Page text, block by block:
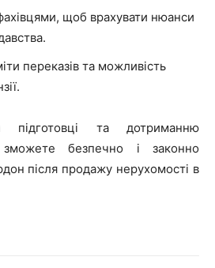
щоб врахувати нюанси
переказів та можливість
підготовці та дотриманню
зможете безпечно і законно
після продажу нерухомості в